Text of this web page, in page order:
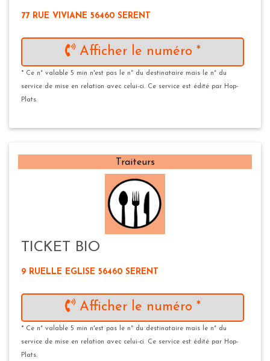
77 RUE VIVIANE 56460 SERENT
Afficher le numéro *
* Ce n° valable 5 min n'est pas le n° du destinataire mais le n° du
service de mise en relation avec celui-ci. Ce service est édité par Hop-
Plats.
Traiteurs
TICKET BIO
9 RUELLE EGLISE 56460 SERENT
Afficher le numéro *
* Ce n° valable 5 min n'est pas le n° du destinataire mais le n° du
service de mise en relation avec celui-ci. Ce service est édité par Hop-
Plats.